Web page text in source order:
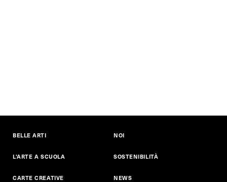
BELLE ARTI
L'ARTE A SCUOLA
CARTE CREATIVE
NOI
SOSTENIBILITÀ
NEWS